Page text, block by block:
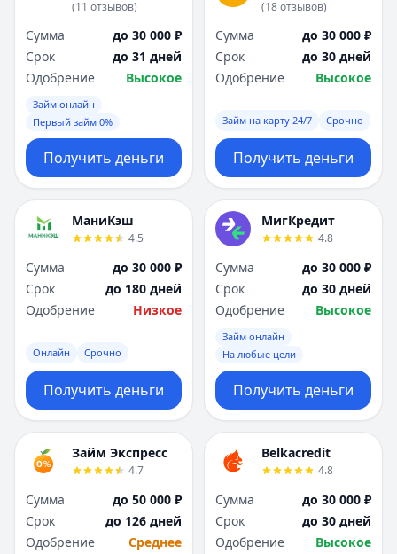
(11 отзывов)
Сумма
до 30 000 ₽
Срок
до 31 дней
Одобрение
Высокое
Займ онлайн
Первый займ 0%
Получить деньги
(18отзывов)
Сумма
до 30 000 ₽
Срок
до 30 дней
Одобрение
Высокое
Займ на карту 24/7 Срочно
Получить деньги
МаниКэш
4.5
Сумма
до 30 000 ₽
Срок
до 180 дней
Одобрение
Низкое
Онлайн Срочно
Получить деньги
МигКредит
4.8
Сумма
до 30 000 ₽
Срок
до 30 дней
Одобрение
Высокое
Займ онлайн
На любые цели
Получить деньги
Займ Экспресс
4.7
Сумма
до 50 000 ₽
Срок
до 126 дней
Одобрение
Среднее
Belkacredit
4.8
Сумма
до 30 000 ₽
Срок
до 30 дней
Одобрение
Высокое